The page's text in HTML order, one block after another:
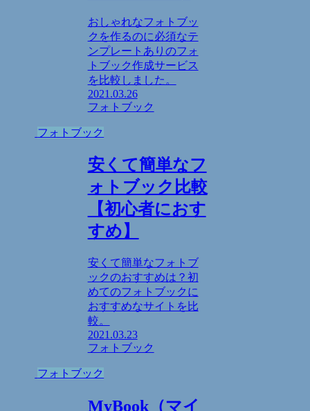
おしゃれなフォトブッ
クを作るのに必須なテ
ンプレートありのフォ
トブック作成サービス
を比較しました。
2021.03.26
フォトブック
フォトブック
安くて簡単なフ
ォトブック比較
【初心者におす
すめ】
安くて簡単なフォトブ
ックのおすすめは？初
めてのフォトブックに
おすすめなサイトを比
較。
2021.03.23
フォトブック
フォトブック
MyBook（マイ